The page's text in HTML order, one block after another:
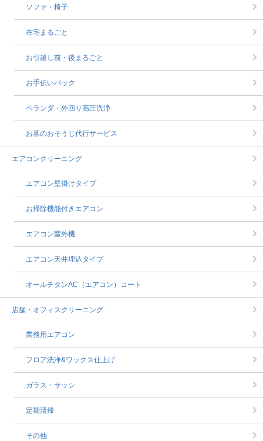
ソファ・椅子
在宅まるごと
お引越し前・後まるごと
お手伝いパック
ベランダ・外回り高圧洗浄
お墓のおそうじ代行サービス
エアコンクリーニング
エアコン壁掛けタイプ
お掃除機能付きエアコン
エアコン室外機
エアコン天井埋込タイプ
オールチタンAC（エアコン）コート
店舗・オフィスクリーニング
業務用エアコン
フロア洗浄&ワックス仕上げ
ガラス・サッシ
定期清掃
その他